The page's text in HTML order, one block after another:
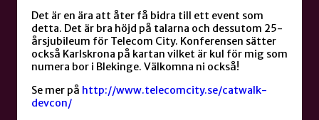
Det är en ära att åter få bidra till ett event som
detta. Det är bra höjd på talarna och dessutom 25-
årsjubileum för Telecom City. Konferensen sätter
också Karlskrona på kartan vilket är kul för mig som
numera bor i Blekinge. Välkomna ni också!
Se mer på http://www.telecomcity.se/catwalk-
devcon/